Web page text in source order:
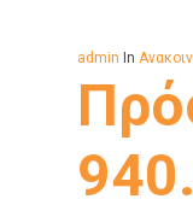
admin In